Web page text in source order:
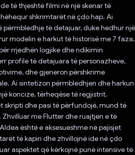
të thjeshtë filmi në një skenar të
shkrimtarët në çdo hap. Ai
përmbledhje të detajuar, duke hedhur një
modelin e harkut të historisë me 7 faza,
rrjedhën logjike dhe ndikimin
profile të detajuara të personazheve,
dhe gjeneron përshkrime
Ai sintetizon përmbledhjen dhe harkun
koncize, tërheqëse të regjistrit.
skripti dhe pasi të përfundojë, mund të
me Flutter dhe ruajtjen e të
është e aksesueshme në pajisjet
të kapin dhe zhvillojnë ide në çdo
aspektet që kërkojnë punë intensive të